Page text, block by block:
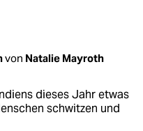
von Natalie Mayroth
dieses Jahr etwas
schwitzen und